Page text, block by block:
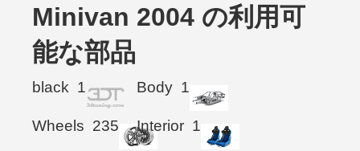
Minivan 2004 の利用可
能な部品
black 1 Body 1
Wheels 235 Interior 1